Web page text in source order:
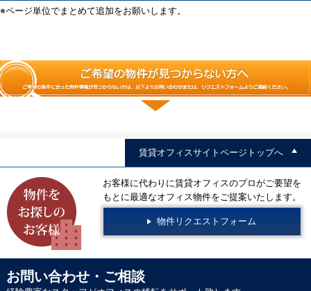
※ページ単位でまとめて追加をお願いします。
賃貸オフィスサイトページトップへ
お客様に代わりに賃貸オフィスのプロがご要望を
もとに最適なオフィス物件をご提案いたします。
物件リクエストフォーム
お問い合わせ・ご相談